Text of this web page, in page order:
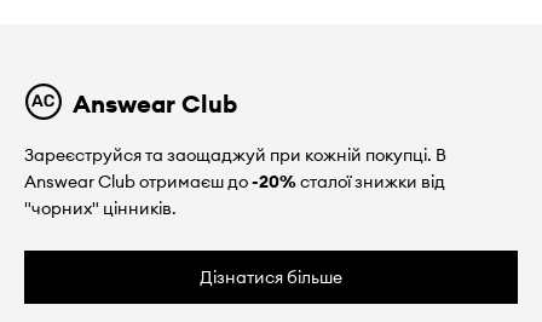
Answear Club
Зареєструйся та заощаджуй при кожній покупці. В
Answear Club отримаєш до-20%сталої знижки від
"чорних" цінників.
Дізнатися більше